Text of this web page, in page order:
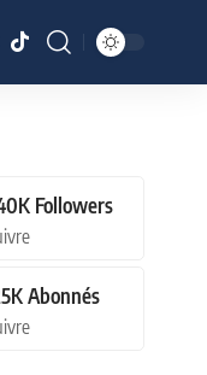
Followers
Abonnés